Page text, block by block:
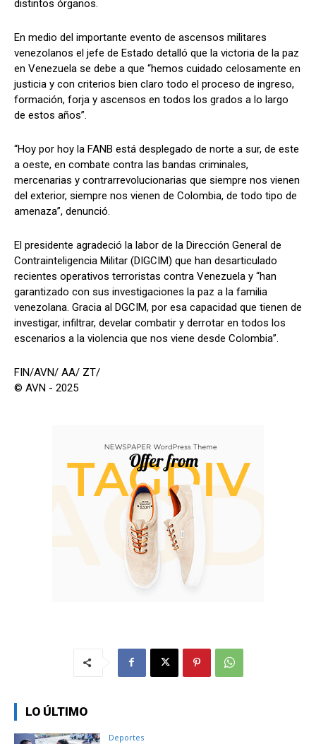
distintos órganos.
En medio del importante evento de ascensos militares
venezolanos el jefe de Estado detalló que la victoria de la paz
en Venezuela se debe a que “hemos cuidado celosamente en
justicia y con criterios bien claro todo el proceso de ingreso,
formación, forja y ascensos en todos los grados a lo largo
de estos años”.
“Hoy por hoy la FANB está desplegado de norte a sur, de este
a oeste, en combate contra las bandas criminales,
mercenarias y contrarrevolucionarias que siempre nos vienen
del exterior, siempre nos vienen de Colombia, de todo tipo de
amenaza”, denunció.
El presidente agradeció la labor de la Dirección General de
Contrainteligencia Militar (DIGCIM) que han desarticulado
recientes operativos terroristas contra Venezuela y “han
garantizado con sus investigaciones la paz a la familia
venezolana. Gracia al DGCIM, por esa capacidad que tienen de
investigar, infiltrar, develar combatir y derrotar en todos los
escenarios a la violencia que nos viene desde Colombia”.
FIN/AVN/ AA/ ZT/
© AVN - 2025
LO ÚLTIMO
Deportes